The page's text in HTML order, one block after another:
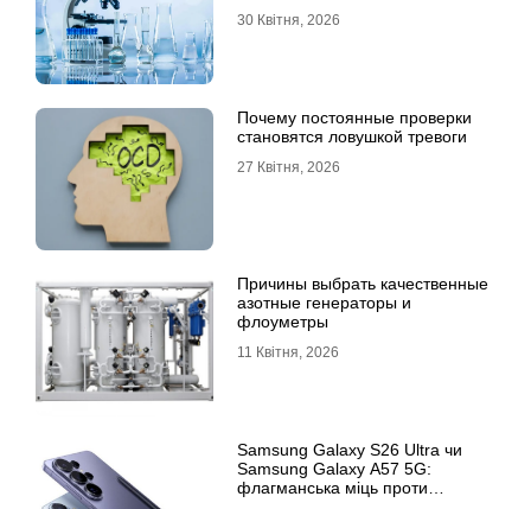
30 Квітня, 2026
Почему постоянные проверки
становятся ловушкой тревоги
27 Квітня, 2026
Причины выбрать качественные
азотные генераторы и
флоуметры
11 Квітня, 2026
Samsung Galaxy S26 Ultra чи
Samsung Galaxy A57 5G:
флагманська міць проти